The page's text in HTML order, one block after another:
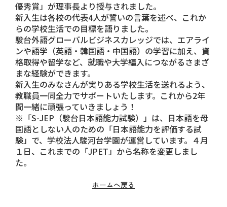
優秀賞」が理事長より授与されました。
新入生は各校の代表4人が誓いの言葉を述べ、これか
らの学校生活での目標を語りました。
駿台外語グローバルビジネスカレッジでは、エアライ
ンや語学（英語・韓国語・中国語）の学習に加え、資
格取得や留学など、就職や大学編入につながるさまざ
まな経験ができます。
新入生のみなさんが実りある学校生活を送れるよう、
教職員一同全力でサポートいたします。これから2年
間一緒に頑張っていきましょう！
※「S-JEP（駿台日本語能力試験） 」は、日本語を母
国語としない人のための「日本語能力を評価する試
験」で、学校法人駿河台学園が運営しています。４月
１日、これまでの「JPET」から名称を変更しまし
た。
ホームへ戻る